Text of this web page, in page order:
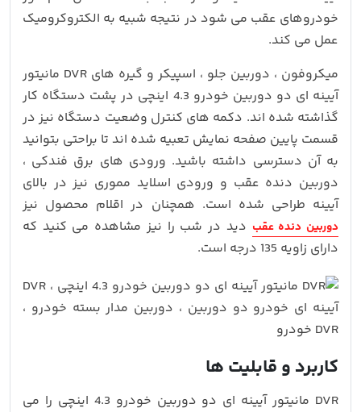
خودروهای عقب می شود در نتیجه شبیه به الکتروکرومیک
عمل می کند.
میکروفون ، دوربین جلو ، اسپیکر و گیره های DVR مانیتور
آیینه ای دو دوربین خودرو 4.3 اینچی در پشت دستگاه کار
گذاشته شده اند. دکمه های کنترل وضعیت دستگاه نیز در
قسمت پایین صفحه نمایش تعبیه شده اند تا براحتی بتوانید
به آن دسترسی داشته باشید. ورودی های برق فندکی ،
دوربین دنده عقب و ورودی اسلاید مموری نیز در بالای
آیینه طراحی شده است. همچنان در اقلام محصول نیز
دوربین دنده عقب دید در شب را نیز مشاهده می کنید که
دارای زاویه 135 درجه است.
کاربرد و قابلیت ها
DVR مانیتور آیینه ای دو دوربین خودرو 4.3 اینچی را می